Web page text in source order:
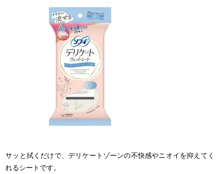
サッと拭くだけで、デリケートゾーンの不快感やニオイを抑えてく
れるシートです。